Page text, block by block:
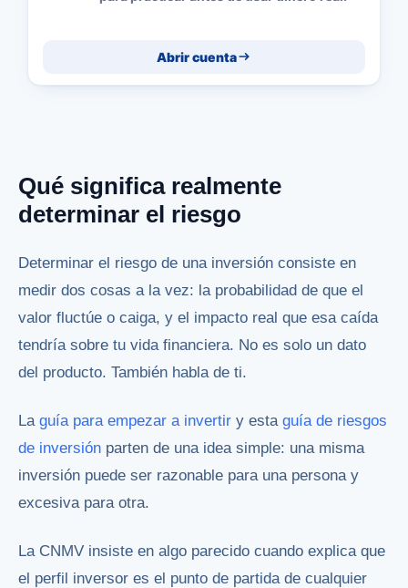
Abrir cuenta
Qué significa realmente
determinar el riesgo
Determinar el riesgo de una inversión consiste en
medir dos cosas a la vez: la probabilidad de que el
valor fluctúe o caiga, y el impacto real que esa caída
tendría sobre tu vida financiera. No es solo un dato
del producto. También habla de ti.
La guía para empezar a invertir y esta guía de riesgos
de inversión parten de una idea simple: una misma
inversión puede ser razonable para una persona y
excesiva para otra.
La CNMV insiste en algo parecido cuando explica que
el perfil inversor es el punto de partida de cualquier